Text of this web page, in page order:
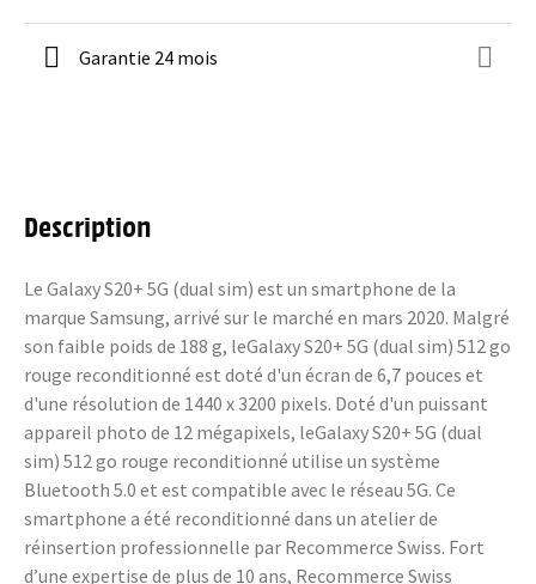
Garantie 24 mois
Description
Le Galaxy S20+ 5G (dual sim) est un smartphone de la
marque Samsung, arrivé sur le marché en mars 2020. Malgré
son faible poids de 188 g, leGalaxy S20+ 5G (dual sim) 512 go
rouge reconditionné est doté d'un écran de 6,7 pouces et
d'une résolution de 1440 x 3200 pixels. Doté d'un puissant
appareil photo de 12 mégapixels, leGalaxy S20+ 5G (dual
sim) 512 go rouge reconditionné utilise un système
Bluetooth 5.0 et est compatible avec le réseau 5G. Ce
smartphone a été reconditionné dans un atelier de
réinsertion professionnelle par Recommerce Swiss. Fort
d’une expertise de plus de 10 ans, Recommerce Swiss